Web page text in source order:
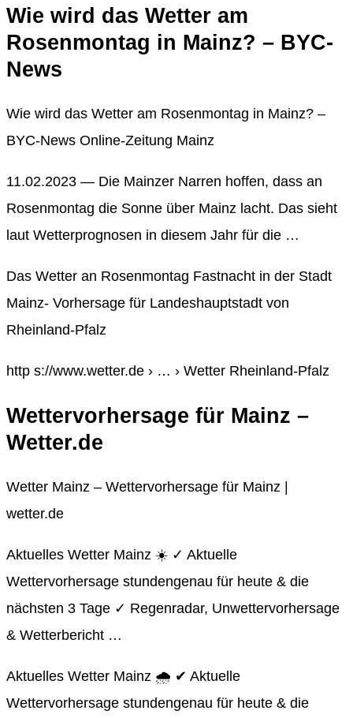
Wie wird das Wetter am
Rosenmontag in Mainz? – BYC-
News
Wie wird das Wetter am Rosenmontag in Mainz? –
BYC-News Online-Zeitung Mainz
11.02.2023 — Die Mainzer Narren hoffen, dass an
Rosenmontag die Sonne über Mainz lacht. Das sieht
laut Wetterprognosen in diesem Jahr für die …
Das Wetter an Rosenmontag Fastnacht in der Stadt
Mainz- Vorhersage für Landeshauptstadt von
Rheinland-Pfalz
http s://www.wetter.de › … › Wetter Rheinland-Pfalz
Wettervorhersage für Mainz –
Wetter.de
Wetter Mainz – Wettervorhersage für Mainz |
wetter.de
Aktuelles Wetter Mainz ☀️ ✓ Aktuelle
Wettervorhersage stundengenau für heute & die
nächsten 3 Tage ✓ Regenradar, Unwettervorhersage
& Wetterbericht …
Aktuelles Wetter Mainz 🌧️ ✔ Aktuelle
Wettervorhersage stundengenau für heute & die